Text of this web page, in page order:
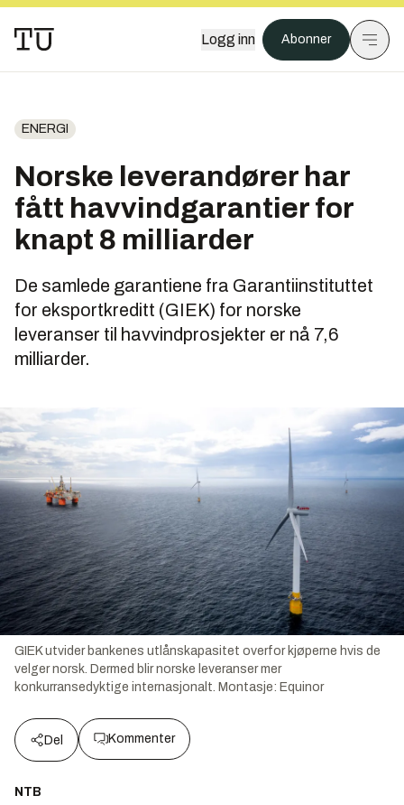
Logg inn Abonner
ENERGI
Norske leverandører har
fått havvind­garantier for
knapt 8 milliarder
De samlede garantiene fra Garantiinstituttet
for eksportkreditt (GIEK) for norske
leveranser til havvindprosjekter er nå 7,6
milliarder.
GIEK utvider bankenes utlånskapasitet overfor kjøperne hvis de
velger norsk. Dermed blir norske leveranser mer
konkurransedyktige internasjonalt. Montasje: Equinor
Del Kommenter
NTB